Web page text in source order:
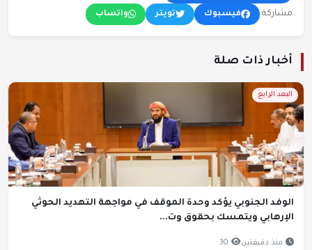
مشاركة: فيسبوك تويتر واتساب
أخبار ذات صلة
البعد الرابع
الوفد الجنوبي يؤكد وحدة الموقف في مواجهة التهديد الحوثي
الإرهابي ويتمسك بحقوق وت...
منذ دقيقتين 30